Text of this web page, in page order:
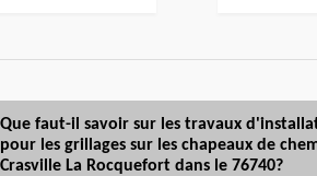
Que faut-il savoir sur les travaux
pour les grillages sur les chapeaux de
Crasville La Rocquefort dans le 76740?